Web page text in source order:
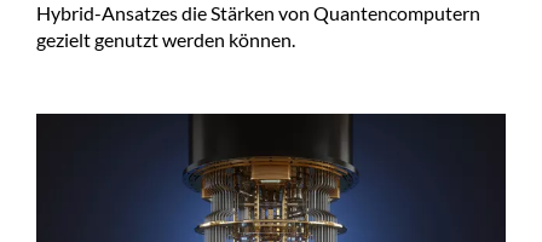
Hybrid-Ansatzes die Stärken von Quantencomputern
gezielt genutzt werden können.